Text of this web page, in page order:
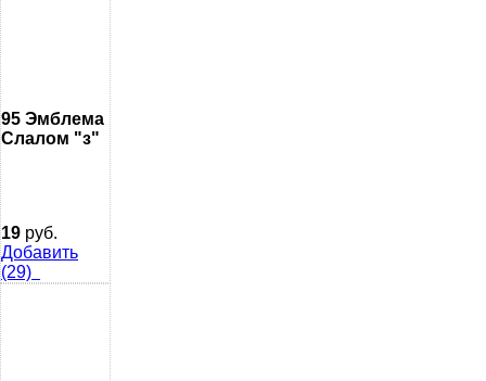
95 Эмблема
Слалом "з"
19 руб.
Добавить
(29)